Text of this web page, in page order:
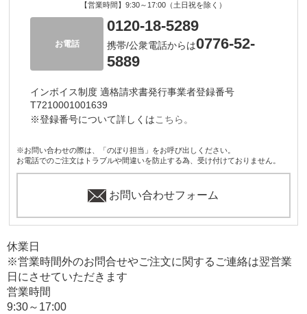
【営業時間】9:30～17:00（土日祝を除く）
お電話
0120-18-5289
携帯/公衆電話からは0776-52-
5889
インボイス制度 適格請求書発行事業者登録番号
T7210001001639
※登録番号について詳しくはこちら。
※お問い合わせの際は、「のぼり担当」をお呼び出しください。
お電話でのご注文はトラブルや間違いを防止する為、受け付けておりません。
お問い合わせフォーム
休業日
※営業時間外のお問合せやご注文に関するご連絡は翌営業
日にさせていただきます
営業時間
9:30～17:00